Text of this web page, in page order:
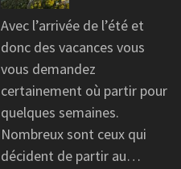
Avec l’arrivée de l’été et
donc des vacances vous
vous demandez
certainement où partir pour
quelques semaines.
Nombreux sont ceux qui
décident de partir au…